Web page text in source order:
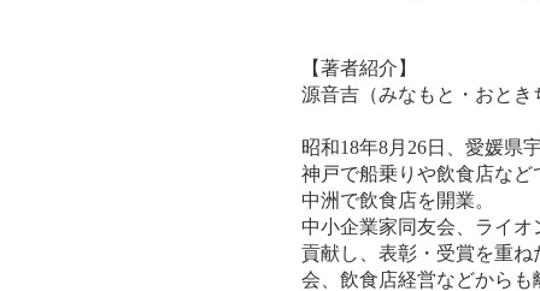
【著者紹介】
源音吉（みなもと・おとき
昭和18年8月26日、愛媛県
神戸で船乗りや飲食店な
中洲で飲食店を開業。
中小企業家同友会、ライ
貢献し、表彰・受賞を重
会、飲食店経営などからも